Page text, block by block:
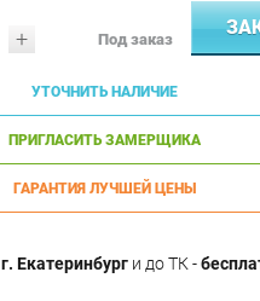
+ Под заказ
УТОЧНИТЬ НАЛИЧИЕ
ПРИГЛАСИТЬ ЗАМЕРЩИКА
ГАРАНТИЯ ЛУЧШЕЙ ЦЕНЫ
г. Екатеринбург и до ТК -